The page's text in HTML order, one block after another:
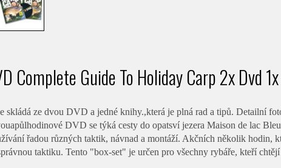
Complete Guide To Holiday Carp 2x Dvd
skládá ze dvou DVD a jedné knihy.,která je plná rad a tipů. Detailní
DVD se týká cesty do opatsví jezera Maison de lac
řadou různých taktik, návnad a montáží. Akčních několik hodin,
taktiku. Tento "box-set" je určen pro všechny rybáře, kteří